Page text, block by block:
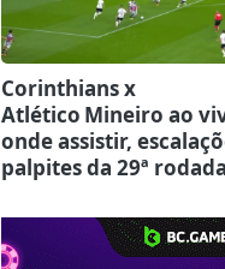
Corinthians x
Atlético Mineiro ao
onde assistir,
palpites da 29ª rodada